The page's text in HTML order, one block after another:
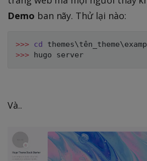
Demo ban nãy. Thử lại nào:
>>> cd themes\tên_theme\
>>>
Và.. ​